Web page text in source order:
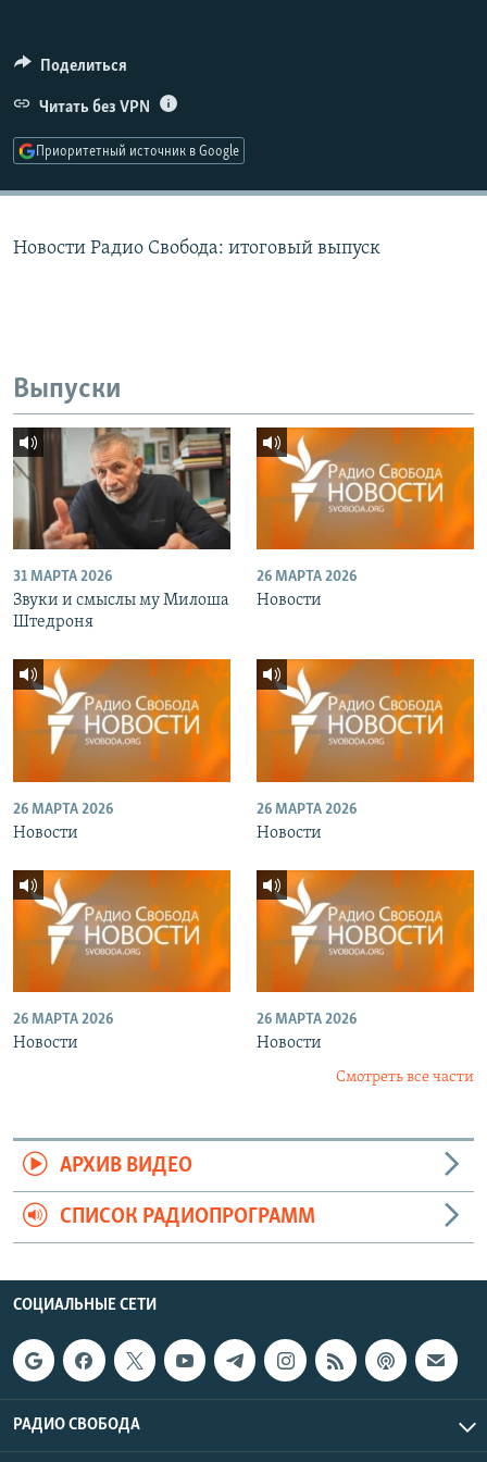
ПОДПИШИТЕСЬ НА РАССЫЛКУ
СОЦИАЛЬНЫЕ СЕТИ
Поделиться
Читать без VPN
Приоритетный источник в Google
Новости Радио Свобода: итоговый выпуск
Выпуски
31 МАРТА 2026
Звуки и смыслы му Милоша
Штедроня
26 МАРТА 2026
Новости
26 МАРТА 2026
Новости
26 МАРТА 2026
Новости
26 МАРТА 2026
Новости
26 МАРТА 2026
Новости
Смотреть все части
АРХИВ ВИДЕО
СПИСОК РАДИОПРОГРАММ
СОЦИАЛЬНЫЕ СЕТИ
РАДИО СВОБОДА